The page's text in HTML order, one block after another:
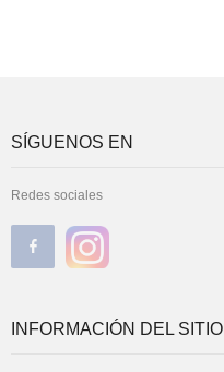
SÍGUENOS EN
Redes sociales
INFORMACIÓN DEL SITIO